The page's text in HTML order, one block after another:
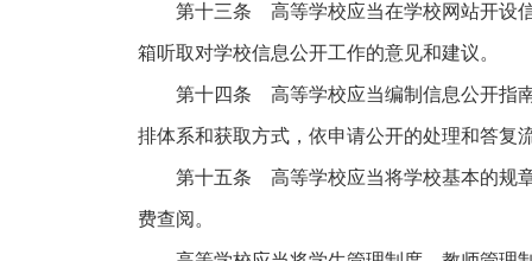
第十三条 高等学校应当在学校网站开设信
箱听取对学校信息公开工作的意见和建议。
第十四条 高等学校应当编制信息公开指南
排体系和获取方式，依申请公开的处理和答复
第十五条 高等学校应当将学校基本的规章
费查阅。